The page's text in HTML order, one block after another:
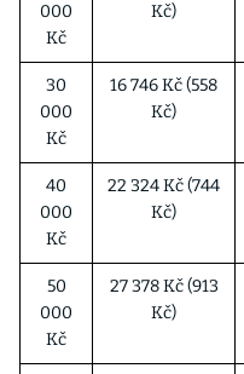
000
Kč
Kč)
30
000
Kč
16 746 Kč (558
Kč)
40
000
Kč
22 324 Kč (744
Kč)
50
000
Kč
27 378 Kč (913
Kč)